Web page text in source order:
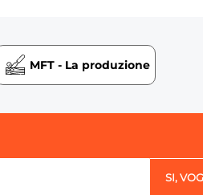
MFT - La produzione
SI,